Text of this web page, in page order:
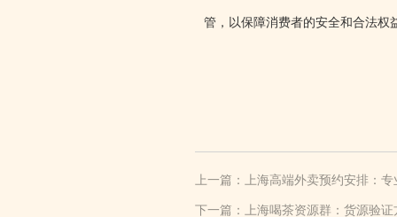
管，以保障消费者的安全和合法权
上一篇： 上海高端外卖预约安排：
下一篇： 上海喝茶资源群：货源验证